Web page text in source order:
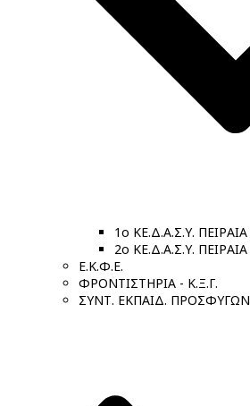
1ο ΚΕ.Δ.Α.Σ.Υ. ΠΕΙΡΑΙΑ
2ο ΚΕ.Δ.Α.Σ.Υ. ΠΕΙΡΑΙΑ
Ε.Κ.Φ.Ε.
ΦΡΟΝΤΙΣΤΗΡΙΑ - Κ.Ξ.Γ.
ΣΥΝΤ. ΕΚΠΑΙΔ. ΠΡΟΣΦΥΓΩΝ